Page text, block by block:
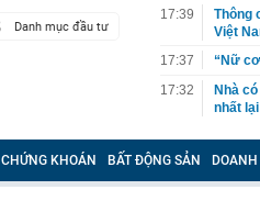
Danh mục đầu tư
17:39
Thông
Việt
17:37
“Nữ
17:32
Nhà
nhất
17:30
Ngành
17:30
Những
hưu
CHỨNG KHOÁN BẤT ĐỘNG SẢN